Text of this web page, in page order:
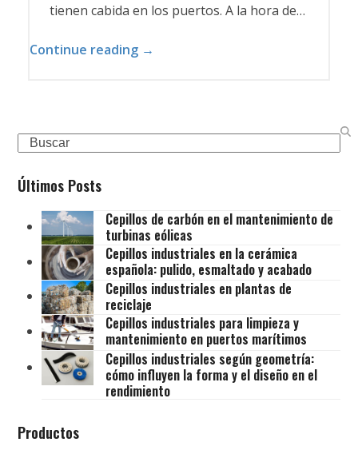
tienen cabida en los puertos. A la hora de…
Continue reading →
Search
Últimos Posts
Cepillos de carbón en el mantenimiento de
turbinas eólicas
Cepillos industriales en la cerámica
española: pulido, esmaltado y acabado
Cepillos industriales en plantas de
reciclaje
Cepillos industriales para limpieza y
mantenimiento en puertos marítimos
Cepillos industriales según geometría:
cómo influyen la forma y el diseño en el
rendimiento
Productos